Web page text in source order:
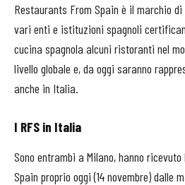
Restaurants From Spain è il marchio
vari enti e istituzioni spagnoli
cucina spagnola alcuni ristoranti nel
livello globale e, da oggi saranno
anche in Italia.
I RFS in Italia
Sono entrambi a Milano, hanno
Spain proprio oggi (14 novembre) dalle